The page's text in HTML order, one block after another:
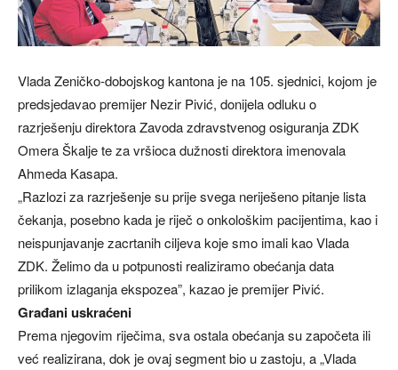
Vlada Zeničko-dobojskog kantona je na 105. sjednici, kojom je
predsjedavao premijer Nezir Pivić, donijela odluku o
razrješenju direktora Zavoda zdravstvenog osiguranja ZDK
Omera Škalje te za vršioca dužnosti direktora imenovala
Ahmeda Kasapa.
„Razlozi za razrješenje su prije svega neriješeno pitanje lista
čekanja, posebno kada je riječ o onkološkim pacijentima, kao i
neispunjavanje zacrtanih ciljeva koje smo imali kao Vlada
ZDK. Želimo da u potpunosti realiziramo obećanja data
prilikom izlaganja ekspozea”, kazao je premijer Pivić.
Građani uskraćeni
Prema njegovim riječima, sva ostala obećanja su započeta ili
već realizirana, dok je ovaj segment bio u zastoju, a „Vlada